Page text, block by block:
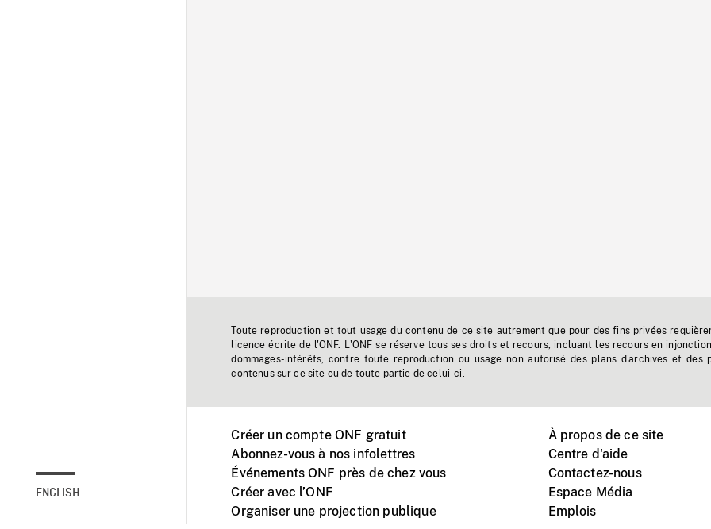
ENGLISH
Toute reproduction et tout usage du contenu de ce site autrement que pour des fins privées
licence écrite de l'ONF. L'ONF se réserve tous ses droits et recours, incluant les recours en
dommages-intérêts, contre toute reproduction ou usage non autorisé des plans d'archives et des
contenus sur ce site ou de toute partie de celui-ci.
Créer un compte ONF gratuit
Abonnez-vous à nos infolettres
Événements ONF près de chez vous
Créer avec l’ONF
Organiser une projection publique
À propos de ce site
Centre d'aide
Contactez-nous
Espace Média
Emplois